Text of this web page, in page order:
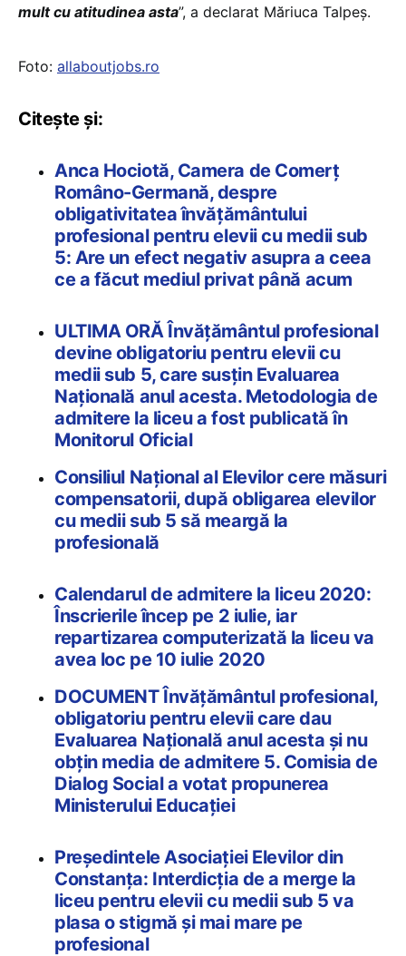
mult cu atitudinea asta”, a declarat Măriuca Talpeș.
Foto: allaboutjobs.ro
Citește și:
Anca Hociotă, Camera de Comerț
Româno-Germană, despre
obligativitatea învățământului
profesional pentru elevii cu medii sub
5: Are un efect negativ asupra a ceea
ce a făcut mediul privat până acum
ULTIMA ORĂ Învățământul profesional
devine obligatoriu pentru elevii cu
medii sub 5, care susțin Evaluarea
Națională anul acesta. Metodologia de
admitere la liceu a fost publicată în
Monitorul Oficial
Consiliul Național al Elevilor cere măsuri
compensatorii, după obligarea elevilor
cu medii sub 5 să meargă la
profesională
Calendarul de admitere la liceu 2020:
Înscrierile încep pe 2 iulie, iar
repartizarea computerizată la liceu va
avea loc pe 10 iulie 2020
DOCUMENT Învățământul profesional,
obligatoriu pentru elevii care dau
Evaluarea Națională anul acesta și nu
obțin media de admitere 5. Comisia de
Dialog Social a votat propunerea
Ministerului Educației
Președintele Asociației Elevilor din
Constanța: Interdicția de a merge la
liceu pentru elevii cu medii sub 5 va
plasa o stigmă și mai mare pe
profesional